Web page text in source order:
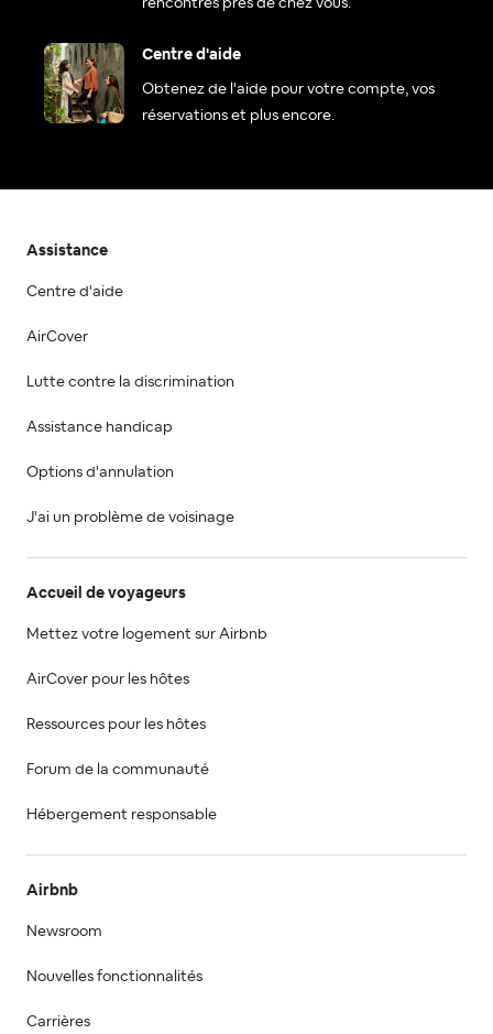
rencontres près de chez vous.
Centre d'aide
Obtenez de l'aide pour votre compte, vos
réservations et plus encore.
Assistance
Centre d'aide
AirCover
Lutte contre la discrimination
Assistance handicap
Options d'annulation
J'ai un problème de voisinage
Accueil de voyageurs
Mettez votre logement sur Airbnb
AirCover pour les hôtes
Ressources pour les hôtes
Forum de la communauté
Hébergement responsable
Airbnb
Newsroom
Nouvelles fonctionnalités
Carrières